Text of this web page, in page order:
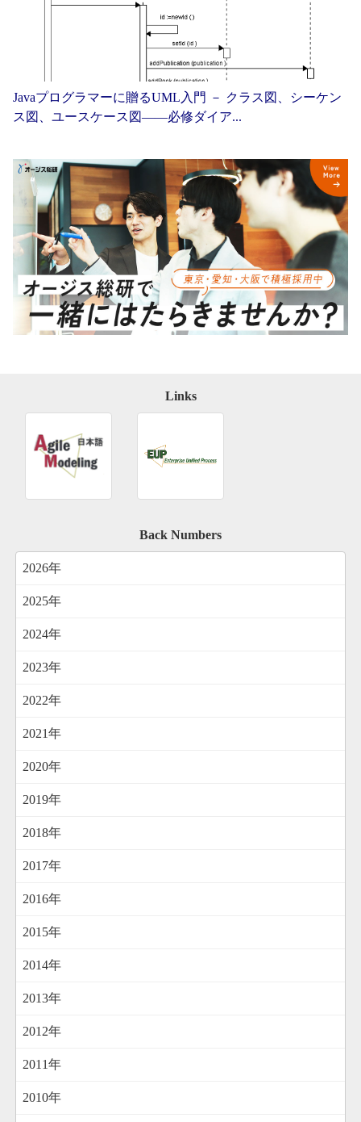
Javaプログラマーに贈るUML入門 － クラス図、シーケン
ス図、ユースケース図——必修ダイア...
Links
Back Numbers
2026年
2025年
2024年
2023年
2022年
2021年
2020年
2019年
2018年
2017年
2016年
2015年
2014年
2013年
2012年
2011年
2010年